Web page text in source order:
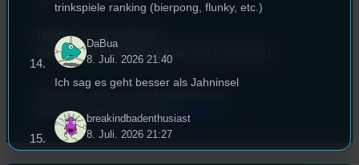
Telefon:
Studio Call-In & WhatsApp:
und Kontaktformular unter Kontakt
trinkspiele ranking (bierpong, flunky, etc.)
DaBua
8. Juli. 2026 21:40
Ich sag es geht besser als Jahninsel
breakindbadenthusiast
8. Juli. 2026 21:27